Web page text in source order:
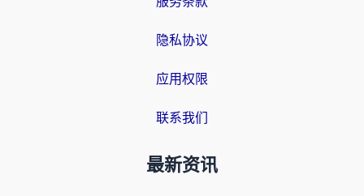
隐私协议
应用权限
联系我们
最新资讯